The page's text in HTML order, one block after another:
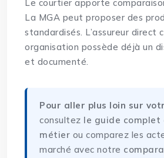
Le courtier apporte
La MGA peut proposer des
standardisés. L’assureur direct
organisation possède déjà un
et documenté.
Pour aller plus loin sur
consultez le guide complet
métier ou comparez les
marché avec notre